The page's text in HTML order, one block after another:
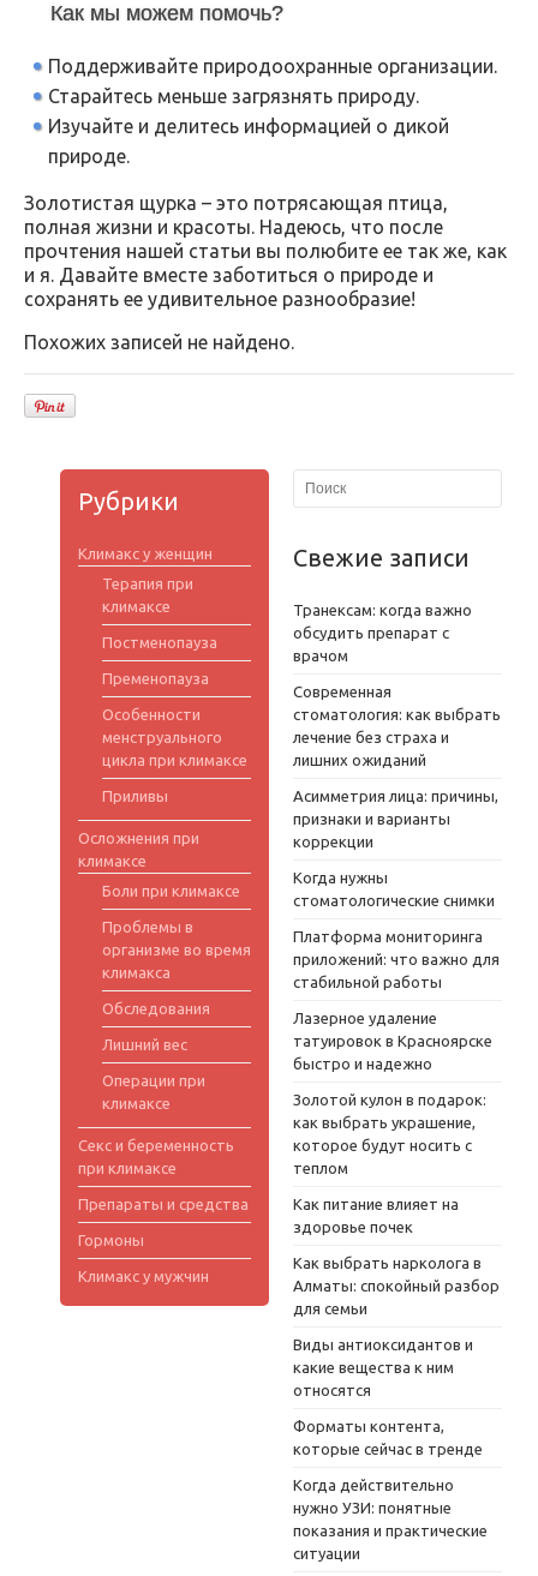
Как мы можем помочь?
Поддерживайте природоохранные организации.
Старайтесь меньше загрязнять природу.
Изучайте и делитесь информацией о дикой
природе.
Золотистая щурка – это потрясающая птица,
полная жизни и красоты. Надеюсь, что после
прочтения нашей статьи вы полюбите ее так же, как
и я. Давайте вместе заботиться о природе и
сохранять ее удивительное разнообразие!
Похожих записей не найдено.
Рубрики
Климакс у женщин
Терапия при
климаксе
Постменопауза
Пременопауза
Особенности
менструального
цикла при климаксе
Приливы
Осложнения при
климаксе
Боли при климаксе
Проблемы в
организме во время
климакса
Обследования
Лишний вес
Операции при
климаксе
Секс и беременность
при климаксе
Препараты и средства
Гормоны
Климакс у мужчин
Свежие записи
Транексам: когда важно
обсудить препарат с
врачом
Современная
стоматология: как выбрать
лечение без страха и
лишних ожиданий
Асимметрия лица: причины,
признаки и варианты
коррекции
Когда нужны
стоматологические снимки
Платформа мониторинга
приложений: что важно для
стабильной работы
Лазерное удаление
татуировок в Красноярске
быстро и надежно
Золотой кулон в подарок:
как выбрать украшение,
которое будут носить с
теплом
Как питание влияет на
здоровье почек
Как выбрать нарколога в
Алматы: спокойный разбор
для семьи
Виды антиоксидантов и
какие вещества к ним
относятся
Форматы контента,
которые сейчас в тренде
Когда действительно
нужно УЗИ: понятные
показания и практические
ситуации